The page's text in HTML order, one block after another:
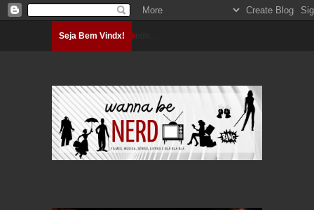
Seja Bem Vindx!Carregando...